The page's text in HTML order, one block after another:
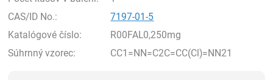
CAS/ID No.:
7197-01-5
Katalógové číslo:
R00FAL0,250mg
Súhrnný vzorec:
CC1=NN=C2C=CC(Cl)=NN21